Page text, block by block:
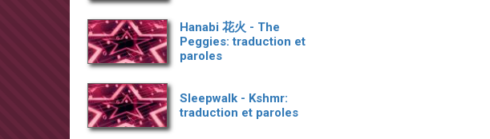
Hanabi 花火 - The
Peggies: traduction et
paroles
Sleepwalk - Kshmr:
traduction et paroles